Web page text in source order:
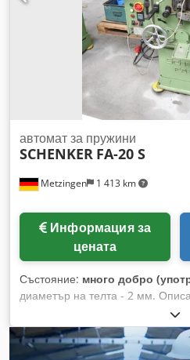
Metzingen 1 413 km
автомат за пружини
SCHENKER FA-20 S
Информация за
цената
Състояние: много добро
диаметър на телта - 2 мм.